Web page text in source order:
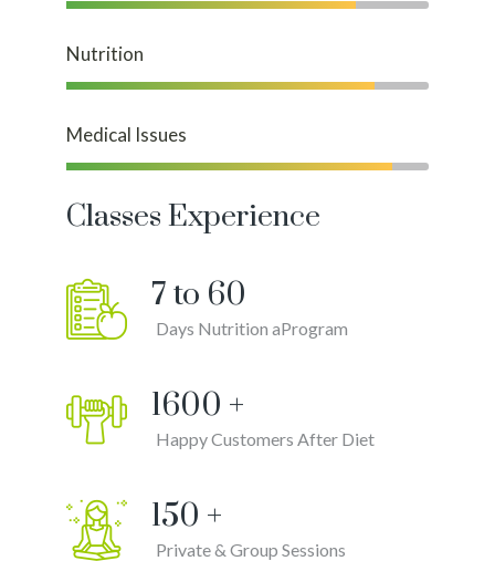
Nutrition
Medical Issues
Classes Experience
7 to 60
Days Nutrition aProgram
1600 +
Happy Customers After Diet
150 +
Private & Group Sessions